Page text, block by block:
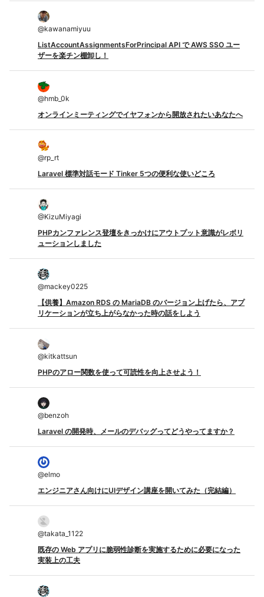
@kawanamiyuu
ListAccountAssignmentsForPrincipal API で AWS SSO ユー
ザーを楽チン棚卸し！
@hmb_0k
オンラインミーティングでイヤフォンから開放されたいあなたへ
@rp_rt
Laravel 標準対話モード Tinker 5つの便利な使いどころ
@KizuMiyagi
PHPカンファレンス登壇をきっかけにアウトプット意識がレボリ
ューションしました
@mackey0225
【供養】Amazon RDS の MariaDB のバージョン上げたら、アプ
リケーションが立ち上がらなかった時の話をしよう
@kitkattsun
PHPのアロー関数を使って可読性を向上させよう！
@benzoh
Laravel の開発時、メールのデバッグってどうやってますか？
@elmo
エンジニアさん向けにUIデザイン講座を開いてみた（完結編）
@takata_1122
既存の Web アプリに脆弱性診断を実施するために必要になった
実装上の工夫